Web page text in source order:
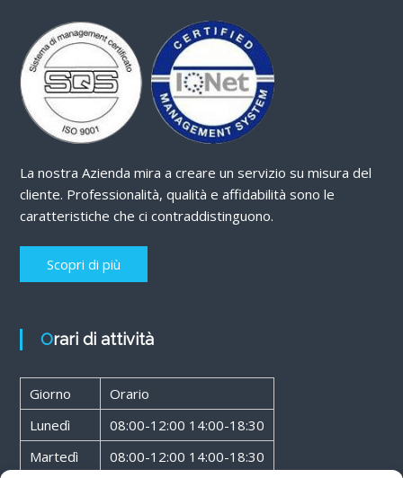
La nostra Azienda mira a creare un servizio su misura del
cliente. Professionalità, qualità e affidabilità sono le
caratteristiche che ci contraddistinguono.
Scopri di più
Orari di attività
Giorno
Orario
Lunedì
08:00-12:00 14:00-18:30
Martedì
08:00-12:00 14:00-18:30